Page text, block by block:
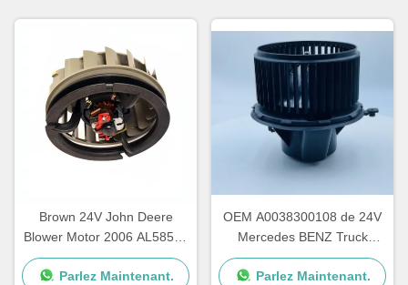
Brown 24V John Deere
Blower Motor 2006 AL58527
62412082 une garantie d'an
Parlez Maintenant.
OEM A0038300108 de 24V
Mercedes BENZ Truck
Blower Motor AXOR ATEGO
Parlez Maintenant.